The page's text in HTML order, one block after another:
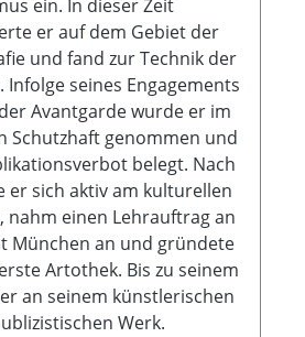
ein. In dieser Zeit
er auf dem Gebiet der
und fand zur Technik der
Infolge seines Engagements
Avantgarde wurde er im
Schutzhaft genommen und
belegt. Nach
er sich aktiv am kulturellen
nahm einen Lehrauftrag an
München an und gründete
Artothek. Bis zu seinem
an seinem künstlerischen
Werk.